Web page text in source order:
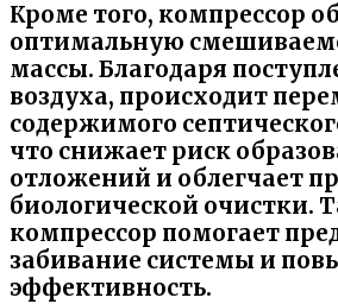
Кроме того, компрессор
оптимальную
массы. Благодаря
воздуха, происходит
содержимого
что снижает риск
отложений и облегчает
биологической очистки.
компрессор помогает
забивание системы и
эффективность.